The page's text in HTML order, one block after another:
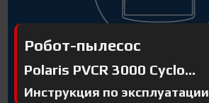
Робот-пылесос
Polaris PVCR 3000 Cyclo...
Инструкция по эксплуатации